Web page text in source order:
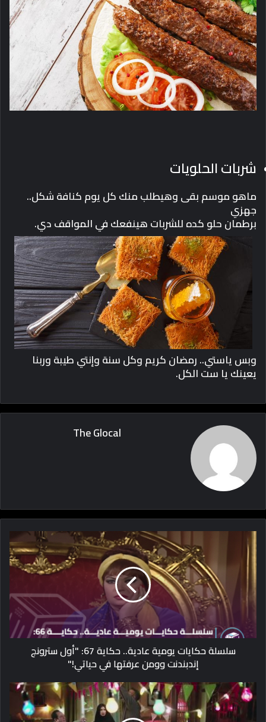
شربات الحلويات
ماهو موسم بقى وهيطلب منك كل يوم كنافة شكل..
جهزي
برطمان حلو كده للشربات هينفعك في المواقف دي.
وبس ياستي.. رمضان كريم وكل سنة وإنتي طيبة وربنا
يعينك يا ست الكل.
The Glocal
سلسلة حكايات يومية عادية.. حكاية 67: "أول سترونج
إندبندنت وومن عرفتها في حياتي!"